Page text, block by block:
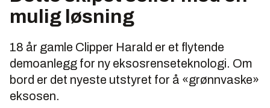
mulig løsning
18 år gamle Clipper Harald er et flytende
demoanlegg for ny eksosrenseteknologi. Om
bord er det nyeste utstyret for å «grønnvaske»
eksosen.